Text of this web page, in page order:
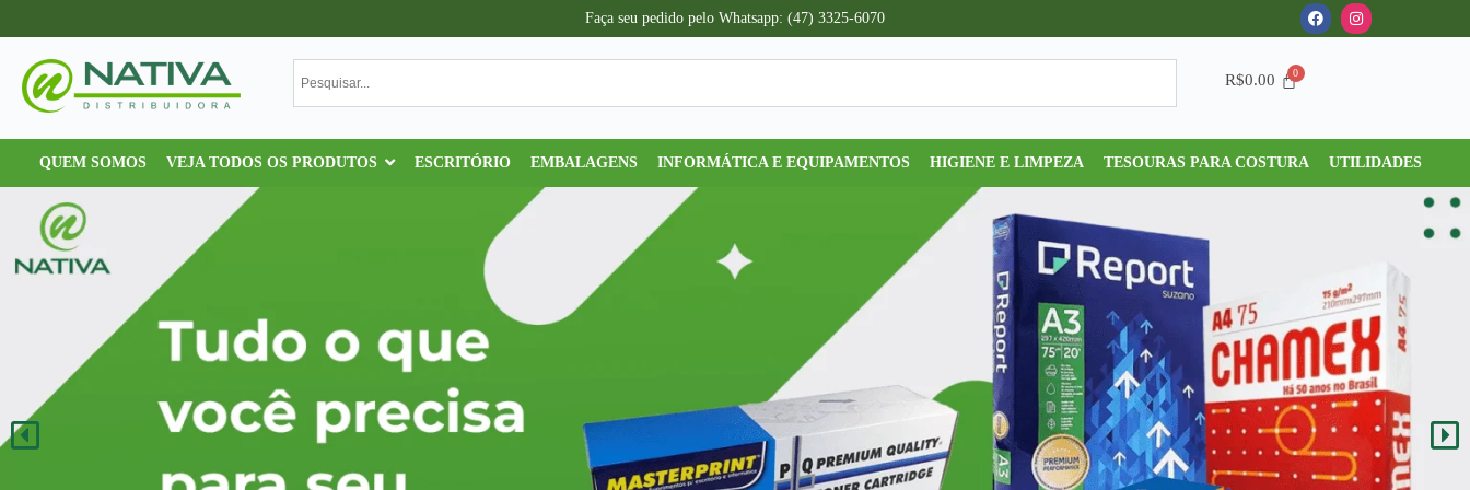
Faça seu pedido pelo Whatsapp: (47) 3325-6070
R$0.00
QUEM SOMOS VEJA TODOS OS PRODUTOS ESCRITÓRIO EMBALAGENS INFORMÁTICA E EQUIPAMENTOS HIGIENE E LIMPEZA TESOURAS PARA COSTURA UTILIDADES